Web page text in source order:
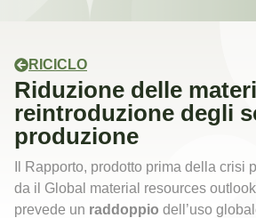
RICICLO
Riduzione delle
reintroduzione degli
produzione
Il Rapporto, prodotto prima della crisi
da i l Global material resources
prevede un raddoppio dell’uso